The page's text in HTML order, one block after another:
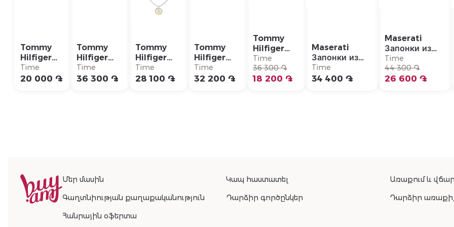
Tommy
Hilfiger
Кольцо/
2790621G
Time
20 000 ֏
Tommy
Hilfiger
Ожерелье/
2790673
Time
36 300 ֏
Tommy
Hilfiger
Ожерелье/
2790690
Time
28 100 ֏
Tommy
Hilfiger
Ожерелье/
2790577
Time
32 200 ֏
Tommy
Hilfiger
Ожерелье/
2790578
Time
36 300 ֏
18 200 ֏
Maserati
Запонки из
нержавеющей
стали/
Time
34 400 ֏
Maserati
Запонки из
нержавеющей
стали/
JM5249JD02
Time
44 300 ֏
26 600 ֏
Մեր մասին Կապ հաստատել
Առաքում և
Գաղտնիության քաղաքականություն
Դարձիր գործընկեր
Դարձիր
Հանրային օֆերտա